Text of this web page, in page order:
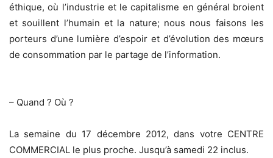
éthique, où l’industrie et le capitalisme en général broient
et souillent l’humain et la nature; nous nous faisons les
porteurs d’une lumière d’espoir et d’évolution des mœurs
de consommation par le partage de l’information.
– Quand ? Où ?
La semaine du 17 décembre 2012, dans votre CENTRE
COMMERCIAL le plus proche. Jusqu’à samedi 22 inclus.